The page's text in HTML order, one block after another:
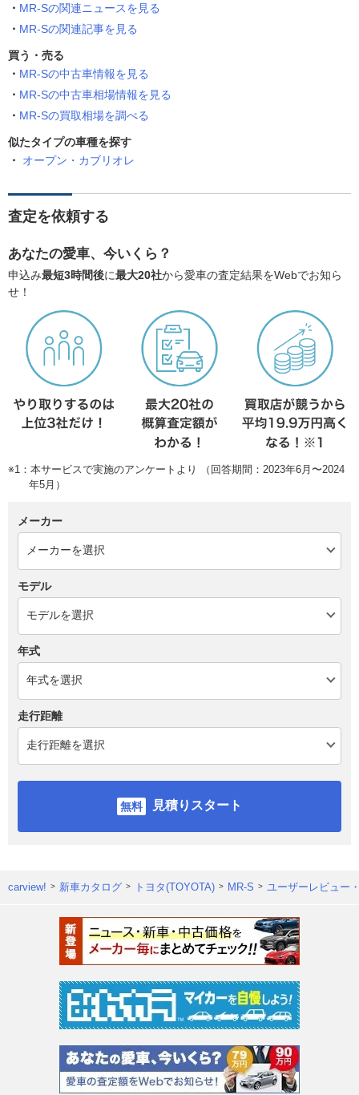
MR-Sの関連ニュースを見る
MR-Sの関連記事を見る
買う・売る
MR-Sの中古車情報を見る
MR-Sの中古車相場情報を見る
MR-Sの買取相場を調べる
似たタイプの車種を探す
オープン・カブリオレ
査定を依頼する
あなたの愛車、今いくら？
申込み最短3時間後に最大20社から愛車の査定結果をWebでお知ら
せ！
※1：本サービスで実施のアンケートより （回答期間：2023年6月〜2024
年5月）
メーカー
モデル
年式
走行距離
見積りスタート
carview! 新車カタログ トヨタ(TOYOTA) MR-S ユーザーレビュー